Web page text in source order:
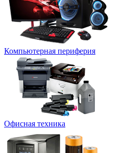
Компьютерная периферия
Офисная техника